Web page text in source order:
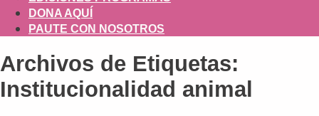
DONA AQUÍ
PAUTE CON NOSOTROS
Archivos de Etiquetas:
Institucionalidad animal